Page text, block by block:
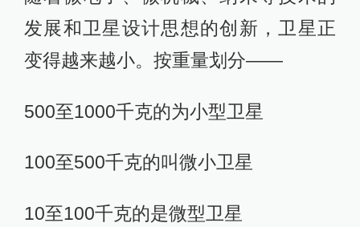
发展和卫星设计思想的创新，卫星正
变得越来越小。按重量划分——
500至1000千克的为小型卫星
100至500千克的叫微小卫星
10至100千克的是微型卫星